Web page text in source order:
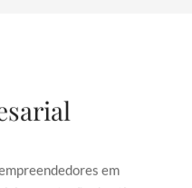
em
proteção de
segurança e